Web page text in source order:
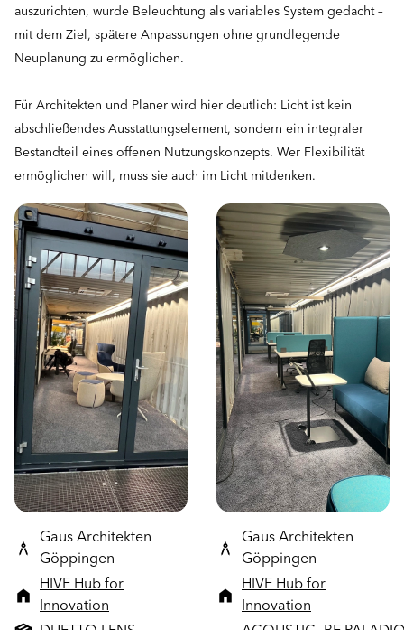
auszurichten, wurde Beleuchtung als variables System gedacht –
mit dem Ziel, spätere Anpassungen ohne grundlegende
Neuplanung zu ermöglichen.
Für Architekten und Planer wird hier deutlich: Licht ist kein
abschließendes Ausstattungselement, sondern ein integraler
Bestandteil eines offenen Nutzungskonzepts. Wer Flexibilität
ermöglichen will, muss sie auch im Licht mitdenken.
Gaus Architekten
Göppingen
HIVE Hub for
Innovation
Gaus Architekten
Göppingen
HIVE Hub for
Innovation